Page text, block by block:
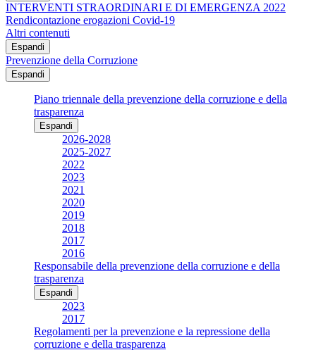
INTERVENTI STRAORDINARI E DI EMERGENZA 2022
Rendicontazione erogazioni Covid-19
Altri contenuti
Espandi
Prevenzione della Corruzione
Espandi
Piano triennale della prevenzione della corruzione e della
trasparenza
Espandi
2026-2028
2025-2027
2022
2023
2021
2020
2019
2018
2017
2016
Responsabile della prevenzione della corruzione e della
trasparenza
Espandi
2023
2017
Regolamenti per la prevenzione e la repressione della
corruzione e della trasparenza